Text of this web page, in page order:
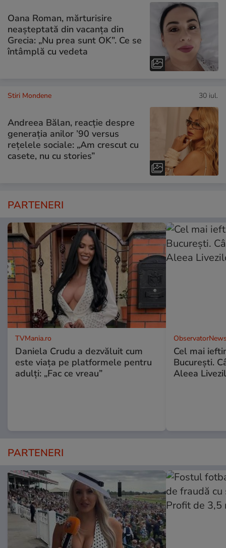
Oana Roman, mărturisire
neașteptată din vacanța din
Grecia: „Nu prea sunt OK”. Ce se
întâmplă cu vedeta
Stiri Mondene 30 iul.
Andreea Bălan, reacție despre
generația anilor ’90 versus
rețelele sociale: „Am crescut cu
casete, nu cu stories”
PARTENERI
TVMania.ro
Daniela Crudu a dezvăluit cum
este viața pe platformele pentru
adulți: „Fac ce vreau”
Cel mai
Bucureşti.
Aleea
PARTENERI